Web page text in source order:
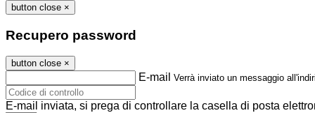
button close ×
Recupero password
button close ×
E-mail Verrà inviato un messaggio
E-mail inviata, si prega di controllare la casella di posta